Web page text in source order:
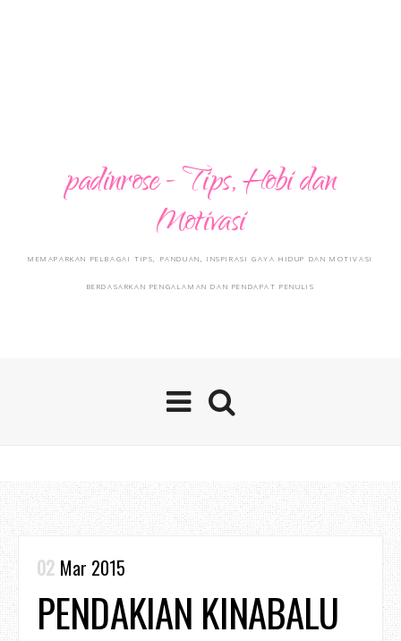
padinrose - Tips, Hobi dan
Motivasi
MEMAPARKAN PELBAGAI TIPS, PANDUAN, INSPIRASI GAYA HIDUP DAN MOTIVASI
BERDASARKAN PENGALAMAN DAN PENDAPAT PENULIS
02 Mar 2015
PENDAKIAN KINABALU